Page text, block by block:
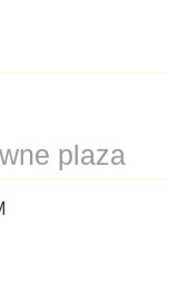
plaza